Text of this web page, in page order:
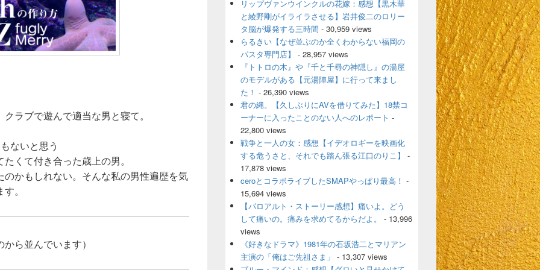
ラブで遊んで適当な男と寝て。
ないと思う
くて付き合った歳上の男。
かもしれない。そんな私の男性遍歴を気
。
ら並んでいます）
ウ
ェ
エ
リップヴァンウインクルの花嫁：感想【黒木華
と綾野剛がイライラさせる】岩井俊二のロリー
タ脳が爆発する三時間 - 30,959 views
らるきい【なぜ並ぶのか全くわからない福岡の
パスタ専門店】
- 28,957 views
『トトロの木』や『千と千尋の神隠し』の湯屋
のモデルがある【元湯陣屋】に行って来まし
た！ - 26,390 views
君の縄。【久しぶりにAVを借りてみた】18禁コ
ーナーに入ったことのない人へのレポート -
22,800 views
戦争と一人の女：感想【イデオロギーを映画化
する危うさと、それでも踏ん張る江口のりこ】
-
17,878 views
ceroとコラボライブしたSMAPやっぱり最高！ -
15,694 views
【パロアルト・ストーリー感想】痛いよ。どう
して痛いの。痛みを求めてるからだよ。
- 13,996
views
《好きなドラマ》1981年の石坂浩二とマリアン
主演の「俺はご先祖さま」 - 13,307 views